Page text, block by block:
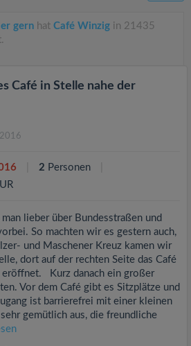
gern hat Café Winzig in 21435
Café in Stelle nahe der
2 Personen
lieber über Bundesstraßen und
So machten wir es gestern auch,
und Maschener Kreuz kamen wir
dort auf der rechten Seite das Café
Kurz danach ein großer
Vor dem Café gibt es Sitzplätze und
ist barrierefrei mit einer kleinen
gemütlich aus, die freundliche